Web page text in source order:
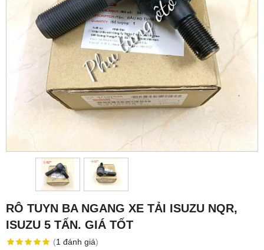
RÔ TUYN BA NGANG XE TẢI ISUZU NQR,
ISUZU 5 TẤN. GIÁ TỐT
(1 đánh giá)